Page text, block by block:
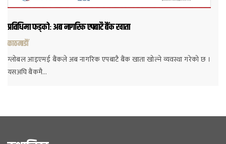
प्रविधिमा फड्कोः अब नागरिक एपबाटै बैंक खाता
काठमाडौं
ग्लोबल आइएमई बैंकले अब नागरिक एपबाटै बैंक खाता खोल्ने व्यवस्था गरेको छ ।
यसअघि बैंकमै…